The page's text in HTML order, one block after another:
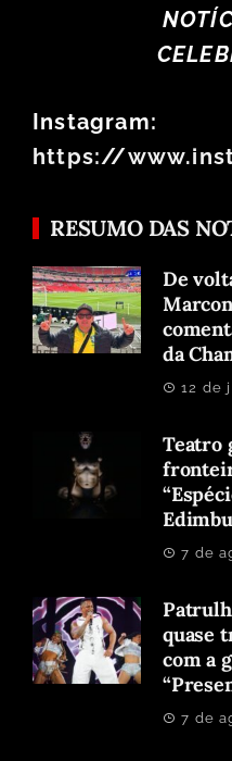
Instagram:
https://
RESUMO DAS
De
da
12 de
Teatro
7 de
quase
com a
7 de